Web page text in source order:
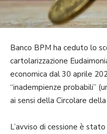
Banco BPM ha ceduto lo
cartolarizzazione
economica dal 30 aprile
“inadempienze probabili”
ai sensi della Circolare
L’avviso di cessione è